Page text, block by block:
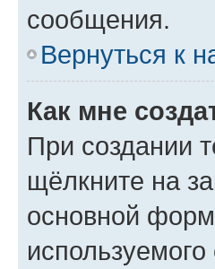
сообщения.
Вернуться к
Как мне
При создании
щёлкните на
основной